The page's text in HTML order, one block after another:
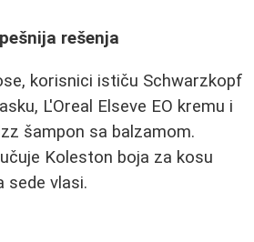
rešenja
korisnici ističu Schwarzkopf
L'Oreal Elseve EO kremu i
šampon sa balzamom.
Koleston boja za kosu
sede vlasi.